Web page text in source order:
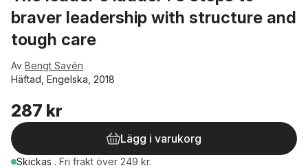
braver leadership with structure and
tough care
Av Bengt Savén
Häftad, Engelska, 2018
287 kr
Lägg i varukorg
Skickas . Fri frakt över 249 kr.